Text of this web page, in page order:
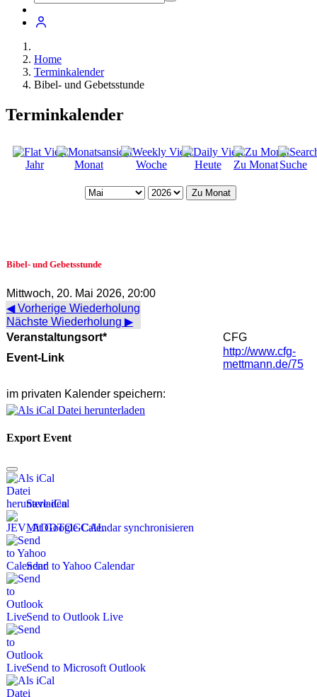
Home
Terminkalender
Bibel- und Gebetsstunde
Terminkalender
Jahr Monat Woche Heute Zu MonatSuche
Zu Monat
Bibel- und Gebetsstunde
Mittwoch, 20. Mai 2026, 20:00
◀ Vorherige Wiederholung
Nächste Wiederholung ▶
Veranstaltungsort*
CFG
Event-Link
http://www.cfg-
mettmann.de/75
im privaten Kalender speichern:
Export Event
Save iCal
Mit Google Calendar synchronisieren
Send to Yahoo Calendar
Send to Outlook Live
Send to Microsoft Outlook